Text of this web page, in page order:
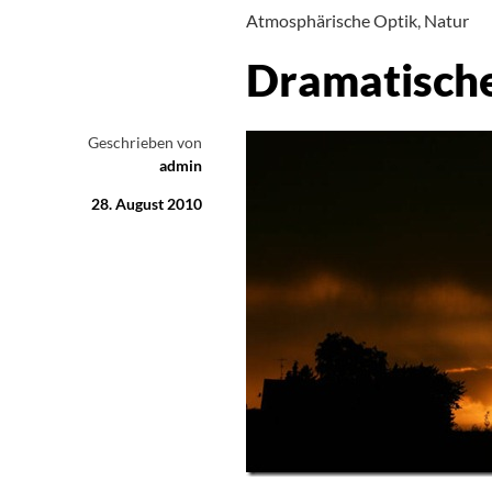
Atmosphärische Optik, Natur
Geschrieben von
admin
28. August 2010